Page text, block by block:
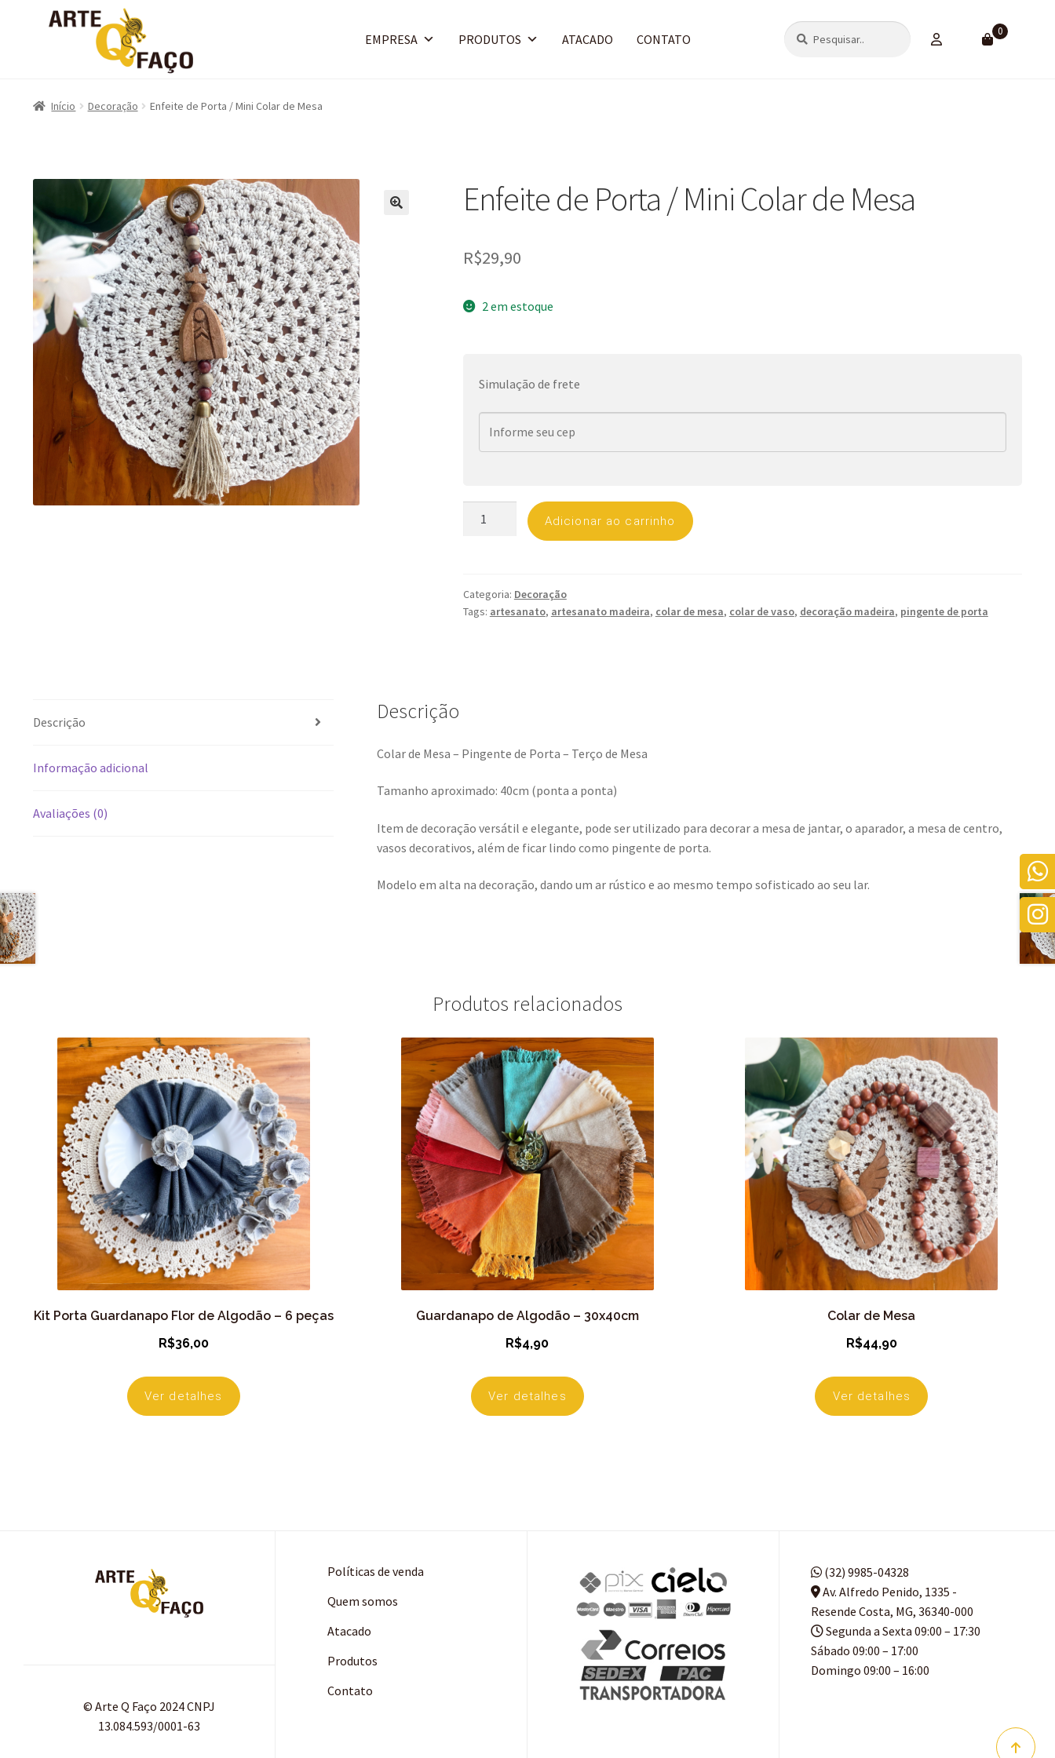
EMPRESA PRODUTOS ATACADO CONTATO
Pesquisar
por:
Pesquisar 0
Início Decoração Enfeite de Porta / Mini Colar de Mesa
Enfeite de Porta / Mini Colar de Mesa
R$29,90
2 em estoque
Simulação de frete
Mini
Colar
Adicionar ao carrinho
Categoria: Decoração
Tags: artesanato, artesanato madeira, colar de mesa, colar de vaso, decoração madeira, pingente de porta
Descrição
Informação adicional
Avaliações (0)
Descrição
Colar de Mesa – Pingente de Porta – Terço de Mesa
Tamanho aproximado: 40cm (ponta a ponta)
Item de decoração versátil e elegante, pode ser utilizado para decorar a mesa de jantar, o aparador, a mesa de centro,
vasos decorativos, além de ficar lindo como pingente de porta.
Modelo em alta na decoração, dando um ar rústico e ao mesmo tempo sofisticado ao seu lar.
Produtos relacionados
Kit Porta Guardanapo Flor de Algodão – 6 peças
R$36,00
Ver detalhes
Guardanapo de Algodão – 30x40cm
R$4,90
Ver detalhes
Colar de Mesa
R$44,90
Ver detalhes
© Arte Q Faço 2024 CNPJ
13.084.593/0001-63
Políticas de venda
Quem somos
Atacado
Produtos
Contato
(32) 9985-04328
Av. Alfredo Penido, 1335 -
Resende Costa, MG, 36340-000
Segunda a Sexta 09:00 – 17:30
Sábado 09:00 – 17:00
Domingo 09:00 – 16:00